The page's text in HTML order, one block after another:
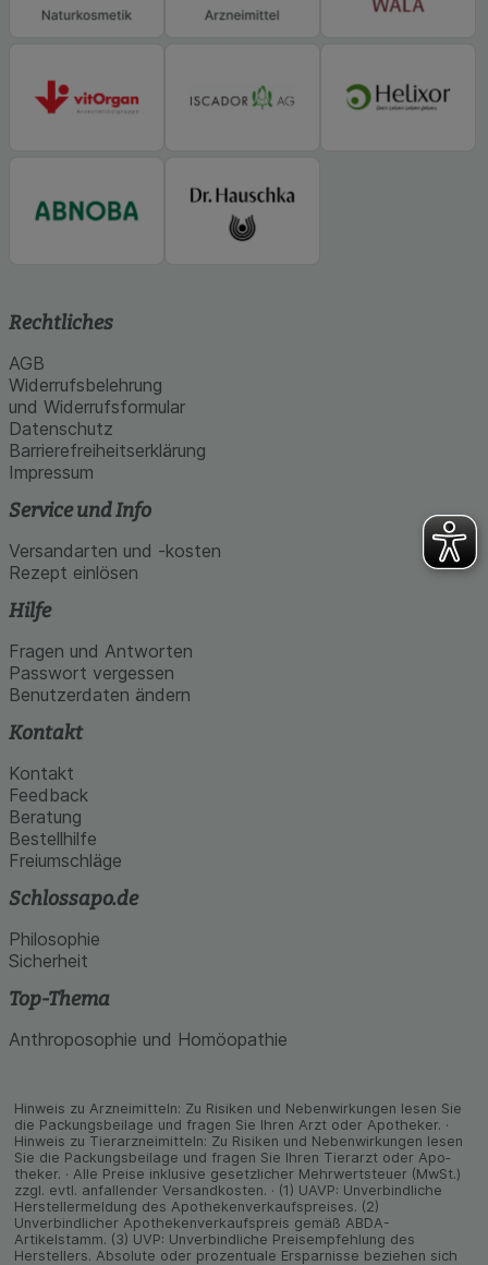
Rechtliches
AGB
Widerrufsbelehrung
und Widerrufsformular
Datenschutz
Barrierefreiheitserklärung
Impressum
Service und Info
Versandarten und -kosten
Rezept einlösen
Hilfe
Fragen und Antworten
Passwort vergessen
Benutzerdaten ändern
Kontakt
Kontakt
Feedback
Beratung
Bestellhilfe
Freiumschläge
Schlossapo.de
Philosophie
Sicherheit
Top-Thema
Anthroposophie und Homöopathie
Hinweis zu Arzneimitteln: Zu Risiken und Neben­wirkungen lesen Sie
die Packungs­beilage und fragen Sie Ihren Arzt oder Apo­theker. ·
Hinweis zu Tier­arz­nei­mitteln: Zu Risiken und Neben­wirkungen lesen
Sie die Packungs­beilage und fragen Sie Ihren Tier­arzt oder Apo­
theker. · Alle Preise inklusive gesetz­licher Mehrwertsteuer (MwSt.)
zzgl. evtl. anfallender Versand­kosten. · (1) UAVP: Unverbindliche
Herstellermeldung des Apothekenverkaufspreises. (2)
Unverbindlicher Apothekenverkaufspreis gemäß ABDA-
Artikelstamm. (3) UVP: Unverbindliche Preisempfehlung des
Herstellers. Absolute oder prozentuale Ersparnisse beziehen sich